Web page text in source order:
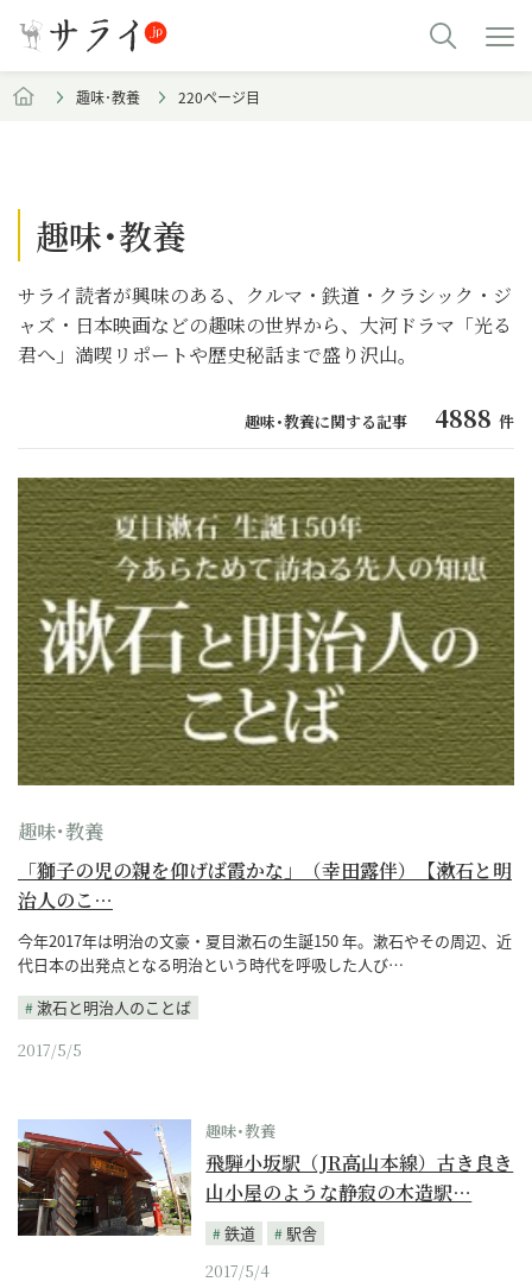
趣味･教養 220ページ目
趣味･教養
サライ読者が興味のある、クルマ・鉄道・クラシック・ジ
ャズ・日本映画などの趣味の世界から、大河ドラマ「光る
君へ」満喫リポートや歴史秘話まで盛り沢山。
趣味･教養に関する記事 4888 件
趣味･教養
「獅子の児の親を仰げば霞かな」（幸田露伴）【漱石と明
治人のこ…
今年2017年は明治の文豪・夏目漱石の生誕150 年。漱石やその周辺、近
代日本の出発点となる明治という時代を呼吸した人び…
漱石と明治人のことば
2017/5/5
趣味･教養
飛騨小坂駅（JR高山本線）古き良き
山小屋のような静寂の木造駅…
鉄道
駅舎
2017/5/4